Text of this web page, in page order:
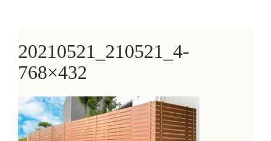
20210521_210521_4-
768×432